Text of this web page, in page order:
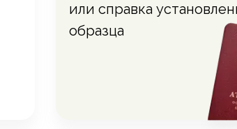
или справка
образца